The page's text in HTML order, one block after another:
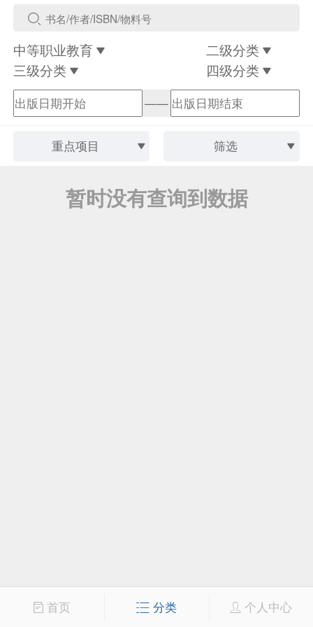
中等职业教育
二级分类
三级分类
四级分类
——
重点项目 筛选
暂时没有查询到数据
首页 分类 个人中心